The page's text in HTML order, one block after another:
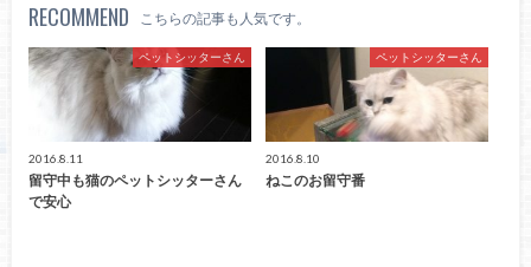
RECOMMEND こちらの記事も人気です。
ペットシッターさん
2016.8.11
留守中も猫のペットシッターさん
で安心
ペットシッターさん
2016.8.10
ねこのお留守番